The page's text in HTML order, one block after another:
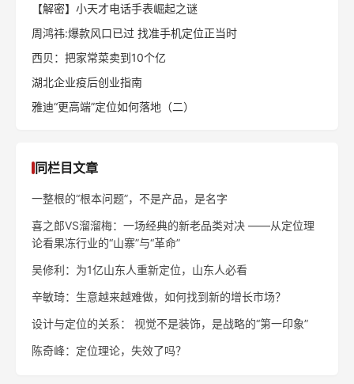
【解密】小天才电话手表崛起之谜
周鸿祎:爆款风口已过 找准手机定位正当时
西贝：把家常菜卖到10个亿
湖北企业疫后创业指南
雅迪“更高端”定位如何落地（二）
同栏目文章
一整根的“根本问题”，不是产品，是名字
喜之郎VS溜溜梅：一场经典的新老品类对决 ——从定位理
论看果冻行业的“山寨”与“革命”
吴修利：为1亿山东人重新定位，山东人必看
辛敏琦：生意越来越难做，如何找到新的增长市场？
设计与定位的关系： 视觉不是装饰，是战略的“第一印象”
陈奇峰：定位理论，失效了吗？